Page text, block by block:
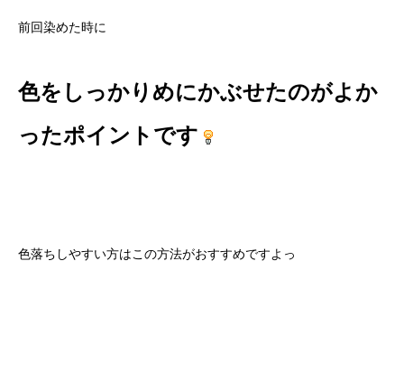
前回染めた時に
色をしっかりめにかぶせたのがよか
ったポイントです
色落ちしやすい方はこの方法がおすすめですよっ